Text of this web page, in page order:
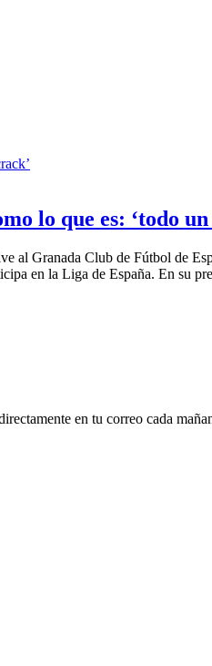
lo que es: ‘todo un
al Granada Club de Fútbol de
en la Liga de España. En su
en tu correo cada